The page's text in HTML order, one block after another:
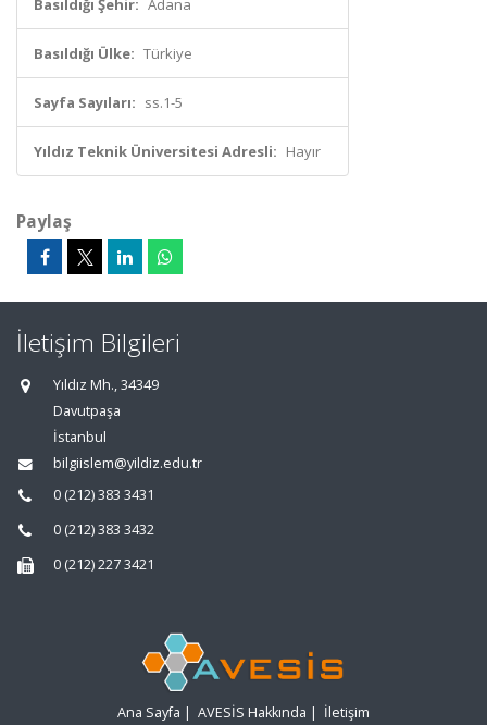
Basıldığı Şehir: Adana
Basıldığı Ülke: Türkiye
Sayfa Sayıları: ss.1-5
Yıldız Teknik Üniversitesi Adresli: Hayır
Paylaş
İletişim Bilgileri
Yıldız Mh., 34349
Davutpaşa
İstanbul
bilgiislem@yildiz.edu.tr
0 (212) 383 3431
0 (212) 383 3432
0 (212) 227 3421
Ana Sayfa | AVESİS Hakkında | İletişim